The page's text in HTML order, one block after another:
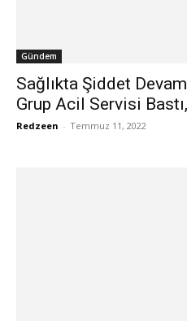
Gündem
Sağlıkta Şiddet
Grup Acil Servisi
Redzeen - Temmuz 11, 2022